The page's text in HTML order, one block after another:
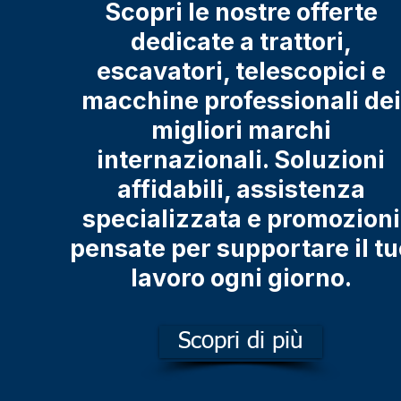
Scopri le nostre offerte
dedicate a trattori,
escavatori, telescopici e
macchine professionali dei
migliori marchi
internazionali. Soluzioni
affidabili, assistenza
specializzata e promozioni
pensate per supportare il
lavoro ogni giorno.
Scopri di più